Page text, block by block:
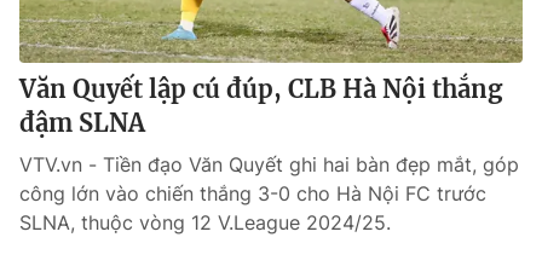
Văn Quyết lập cú đúp, CLB Hà Nội thắng
đậm SLNA
VTV.vn - Tiền đạo Văn Quyết ghi hai bàn đẹp mắt, góp
công lớn vào chiến thắng 3-0 cho Hà Nội FC trước
SLNA, thuộc vòng 12 V.League 2024/25.